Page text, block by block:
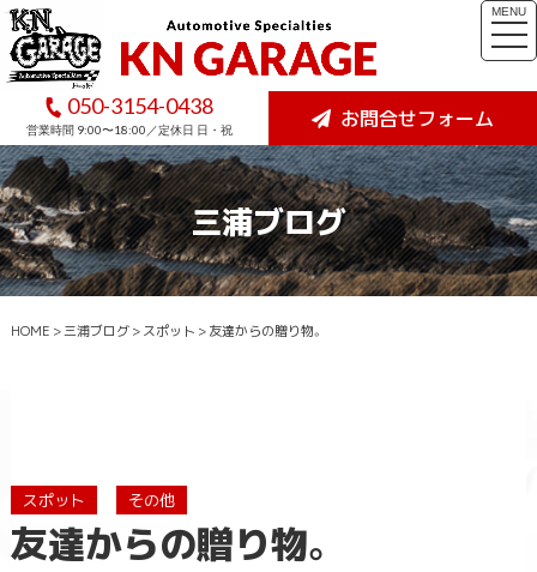
050-3154-0438
営業時間 9:00〜18:00／定休日 日・祝 お問合せフォーム
MENU
三浦ブログ
HOME >三浦ブログ>スポット >友達からの贈り物。
スポット その他
友達からの贈り物。